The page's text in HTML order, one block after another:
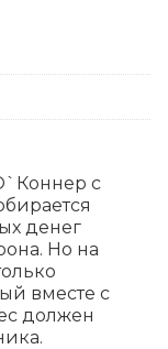
с
денег
Но на
вместе с
должен